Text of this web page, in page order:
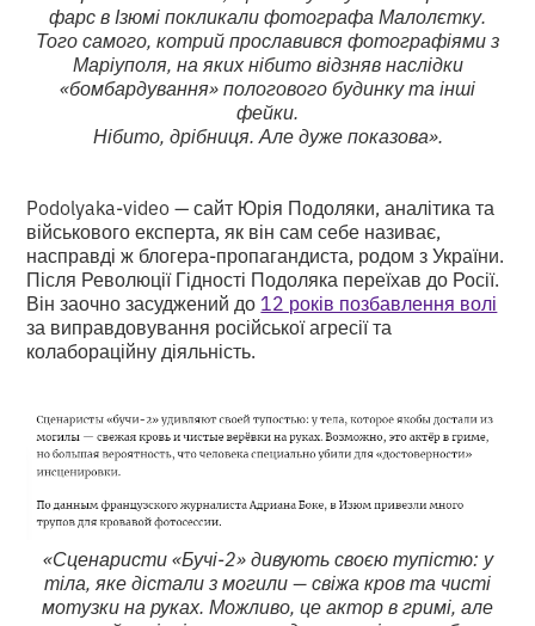
фарс в Ізюмі покликали фотографа Малолєтку.
Того самого, котрий прославився фотографіями з
Маріуполя, на яких нібито відзняв наслідки
«бомбардування» пологового будинку та інші
фейки.
Нібито, дрібниця. Але дуже показова».
Podolyaka-video — сайт Юрія Подоляки, аналітика та
військового експерта, як він сам себе називає,
насправді ж блогера-пропагандиста, родом з України.
Після Революції Гідності Подоляка переїхав до Росії.
Він заочно засуджений до 12 років позбавлення волі
за виправдовування російської агресії та
колабораційну діяльність.
«Сценаристи «Бучі-2» дивують своєю тупістю: у
тіла, яке дістали з могили — свіжа кров та чисті
мотузки на руках. Можливо, це актор в гримі, але